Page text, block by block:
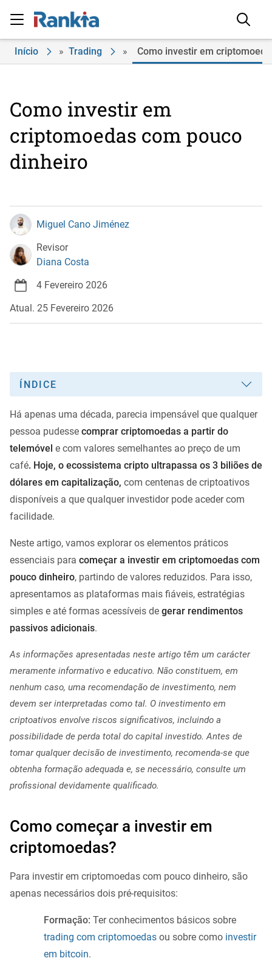
Início » Trading » Como investir em
Como investir em
criptomoedas com pouco
dinheiro
Miguel Cano Jiménez
Revisor
Diana Costa
4 Fevereiro 2026
Atual. 25 Fevereiro 2026
ÍNDICE
Há apenas uma década, parecia impensável que qualquer
pessoa pudesse comprar criptomoedas a partir do
telemóvel e com valores semelhantes ao preço de um
café. Hoje, o ecossistema cripto ultrapassa os 3 biliões de
dólares em capitalização, com centenas de criptoativos
disponíveis a que qualquer investidor pode aceder com
facilidade.
Neste artigo, vamos explorar os elementos práticos
essenciais para começar a investir em criptomoedas com
pouco dinheiro, partindo de valores reduzidos. Para isso,
apresentamos as plataformas mais fiáveis, estratégias
simples e até formas acessíveis de gerar rendimentos
passivos adicionais.
As informações apresentadas neste artigo têm um carácter
meramente informativo e educativo. Não constituem, em
nenhum caso, uma recomendação de investimento, nem
devem ser interpretadas como tal. O investimento em
criptoativos envolve riscos significativos, incluindo a
possibilidade de perda total do capital investido. Antes de
tomar qualquer decisão de investimento, recomenda-se que
obtenha formação adequada e, se necessário, consulte um
profissional devidamente qualificado.
Como começar a investir em
criptomoedas?
Para investir em criptomoedas com pouco dinheiro, são
apenas necessários dois pré-requisitos:
Formação: Ter conhecimentos básicos sobre
trading com criptomoedas ou sobre como investir
em bitcoin.